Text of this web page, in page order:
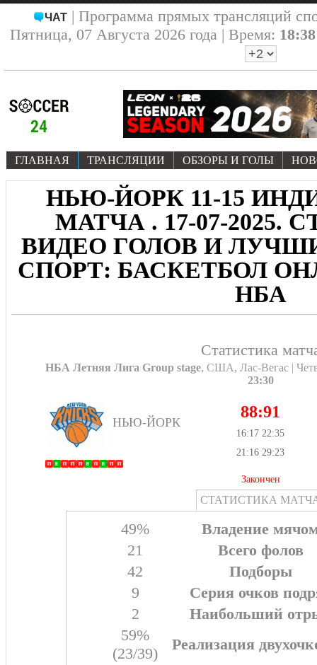
ЧАТ| Программа прямых трансляций
Пятница, 07 Августа 2026 года | Время: 18:38
ГЛАВНАЯ ТРАНСЛЯЦИИ ОБЗОРЫ И ГОЛЫ
НЬЮ-ЙОРК 11-15
МАТЧА . 17-07-2025.
ВИДЕО ГОЛОВ И
СПОРТ: БАСКЕТБОЛ
НБА
Статистика
НБА Летняя Лига Group stage, США, Лас-Вегас |
23:30
НЬЮ-ЙОРК
88:91
16:17 22:35
21:16 29:23
Закончен
СТАТИСТИКА
49%
Владение
21
Всего фолов
42
Подборы
9
Серия очков
2
Наибольший
59%
(23/39)
Реализация